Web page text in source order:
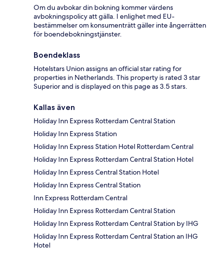
Om du avbokar din bokning kommer värdens
avbokningspolicy att gälla. I enlighet med EU-
bestämmelser om konsumenträtt gäller inte ångerrätten
för boendebokningstjänster.
Boendeklass
Hotelstars Union assigns an official star rating for
properties in Netherlands. This property is rated 3 star
Superior and is displayed on this page as 3.5 stars.
Kallas även
Holiday Inn Express Rotterdam Central Station
Holiday Inn Express Station
Holiday Inn Express Station Hotel Rotterdam Central
Holiday Inn Express Rotterdam Central Station Hotel
Holiday Inn Express Central Station Hotel
Holiday Inn Express Central Station
Inn Express Rotterdam Central
Holiday Inn Express Rotterdam Central Station
Holiday Inn Express Rotterdam Central Station by IHG
Holiday Inn Express Rotterdam Central Station an IHG
Hotel